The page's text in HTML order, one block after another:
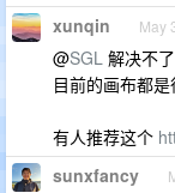
xunqin May
@SGL 解决不
目前的画布都
有人推荐这个
sunxfancy